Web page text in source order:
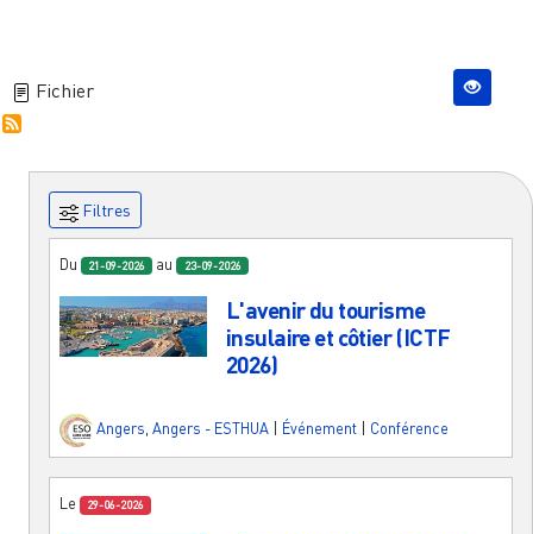
Fichier
Filtres
Du 21-09-2026 au 23-09-2026
L'avenir du tourisme
insulaire et côtier (ICTF
2026)
Angers, Angers - ESTHUA Événement Conférence
Le 29-06-2026